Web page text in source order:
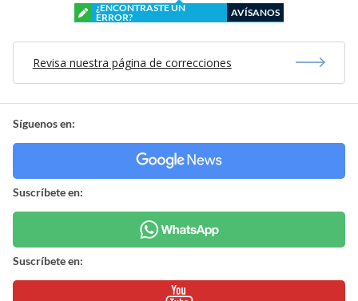
¿ENCONTRASTE UN
ERROR?
AVÍSANOS
Revisa nuestra página de correcciones
Síguenos en:
Suscríbete en:
Suscríbete en: